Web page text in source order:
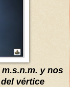
m.s.n.m. y nos
del vértice